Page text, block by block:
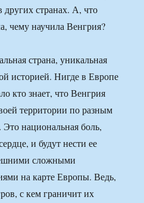
других странах. А, что
чему научила Венгрия?
страна, уникальная
историей. Нигде в Европе
кто знает, что Венгрия
территории по разным
национальная боль,
и будут нести ее
сложными
на карте Европы. Ведь,
с кем граничит их